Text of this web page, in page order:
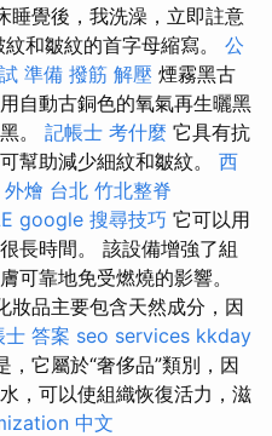
睡覺後，我洗澡，立即註意
和皺紋的首字母縮寫。 公
準備 撥筋 解壓 煙霧黑古
自動古銅色的氧氣再生曬黑
。 記帳士 考什麼 它具有抗
幫助減少細紋和皺紋。 西
外燴 台北 竹北整脊
google 搜尋技巧 它可以用
長時間。 該設備增強了組
可靠地免受燃燒的影響。
妝品主要包含天然成分，因
士 答案 seo services kkday
，它屬於“奢侈品”類別，因
，可以使組織恢復活力，滋
中文